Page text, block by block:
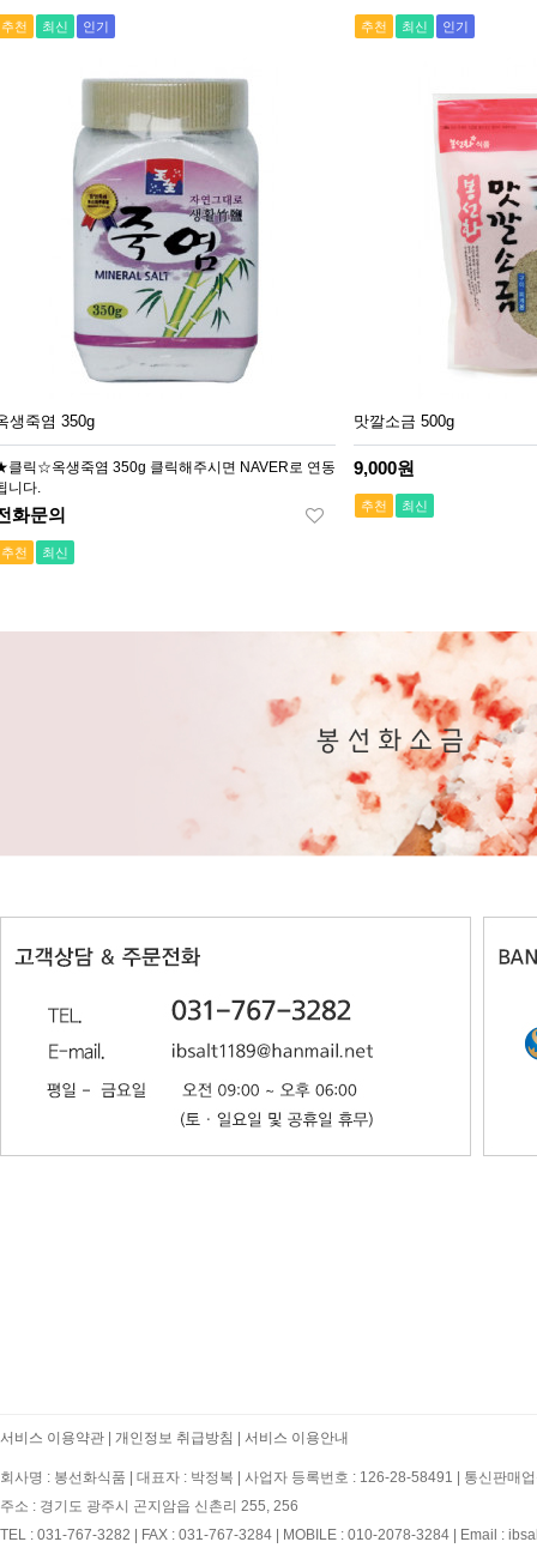
추천 최신 인기 추천 최신 인기
생죽염 350g
릭☆옥생죽염 350g 클릭해주시면 NAVER로 연동
니다.
화문의
추천 최신
맛깔소금 500g
9,000원
추천 최신
서비스 이용약관 | 개인정보 취급방침 | 서비스 이용안내
회사명 : 봉선화식품 | 대표자 : 박정복 | 사업자 등록번호 : 126-28-58491 | 통신판매
주소 : 경기도 광주시 곤지암읍 신촌리 255, 256
TEL : 031-767-3282 | FAX : 031-767-3284 | MOBILE : 010-2078-3284 | Email :